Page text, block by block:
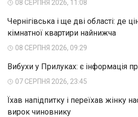
08 СЕРПНЯ 2026, 11:08
Чернігівська і ще дві області: де
кімнатної квартири найнижча
08 СЕРПНЯ 2026, 09:29
Вибухи у Прилуках: є інформація
07 СЕРПНЯ 2026, 23:45
Їхав напідпитку і переїхав жінку
вирок чиновнику